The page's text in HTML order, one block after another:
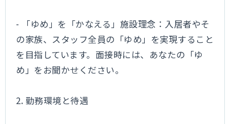
- 「ゆめ」を「かなえる」施設理念：入居者やそ
の家族、スタッフ全員の「ゆめ」を実現すること
を目指しています。面接時には、あなたの「ゆ
め」をお聞かせください。
2. 勤務環境と待遇